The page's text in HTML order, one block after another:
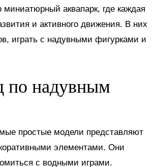
аквапарк, где каждая
и активного движения. В них
играть с надувными фигурками и
по надувным
простые модели представляют
элементами. Они
с водными играми.